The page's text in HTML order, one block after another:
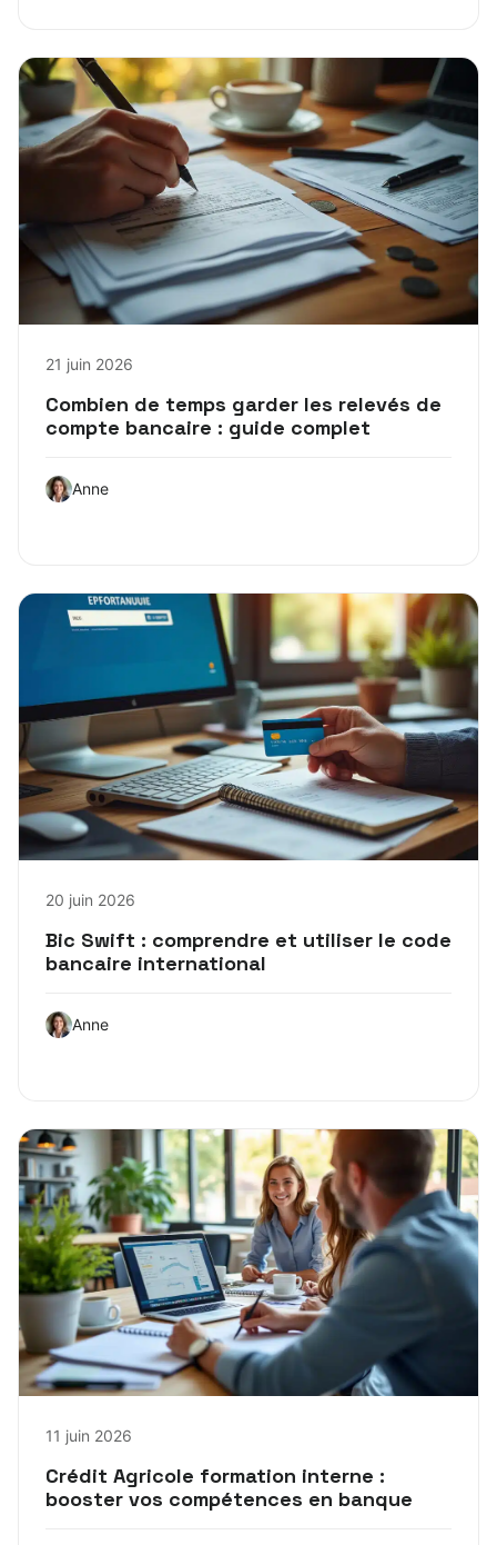
21 juin 2026
Combien de temps garder les relevés de
compte bancaire : guide complet
Anne
20 juin 2026
Bic Swift : comprendre et utiliser le code
bancaire international
Anne
11 juin 2026
Crédit Agricole formation interne :
booster vos compétences en banque